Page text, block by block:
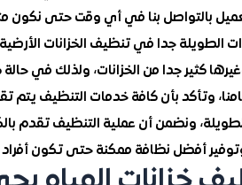
بالتواصل بنا في أي وقت حتى
الطويلة جدا في تنظيف الخزانات
كثير جدا من الخزانات، ولذلك في
وتأكد بأن كافة خدمات التنظيف
ونضمن أن عملية التنظيف تقدم
أفضل نظافة ممكنة حتى تكون أفراد